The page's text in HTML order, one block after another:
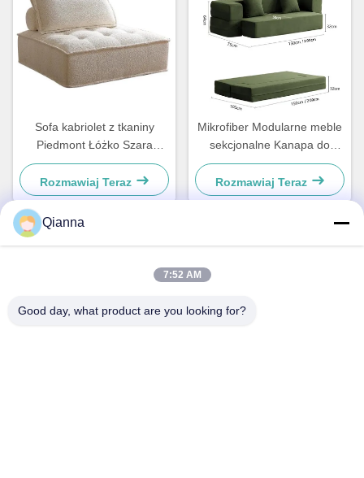
Sofa kabriolet z tkaniny
Piedmont Łóżko Szara
pościel lekkie
Rozmawiaj Teraz
Mikrofiber Modularne meble
sekcjonalne Kanapa do
prania dla małych
pomieszczeń
Rozmawiaj Teraz
Adres
Qianna
7:52 AM
Good day, what product are you looking for?